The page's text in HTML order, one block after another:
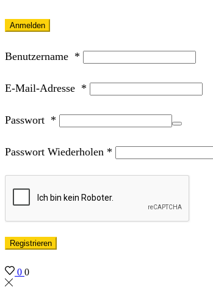
Anmelden
Benutzername *
E-Mail-Adresse *
Passwort *
Passwort Wiederholen *
Registrieren
0 0